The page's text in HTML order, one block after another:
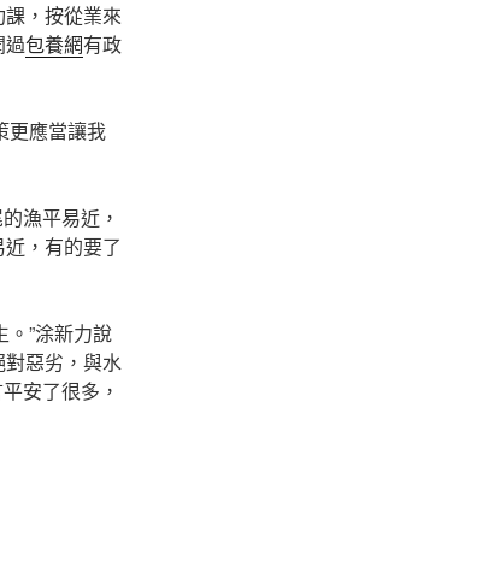
，按從業來
過包養網有政
更應當讓我
漁平易近，
，有的要了
”涂新力說
惡劣，與水
安了很多，